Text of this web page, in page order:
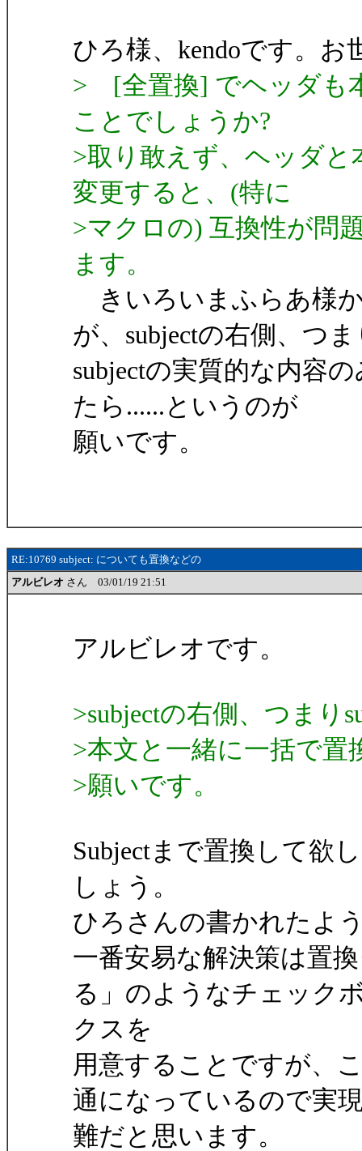
ひろ様、kendoです。お
> [全置換] でヘッダも
ことでしょうか?
>取り敢えず、ヘッダ
変更すると、(特に
>マクロの) 互換性が問
ます。
きいろいまふらあ様
が、subjectの右側、つ
subjectの実質的な内容
たら......というのが
願いです。
RE:10769 subject: についても置換などの
アルビレオ さん 03/01/19 21:51
アルビレオです。
>subjectの右側、つまり
>本文と一緒に一括で置
>願いです。
Subjectまで置換して欲
しょう。
ひろさんの書かれたよ
一番安易な解決策は置
る」のようなチェック
クスを
用意することですが、
通になっているので実
難だと思います。